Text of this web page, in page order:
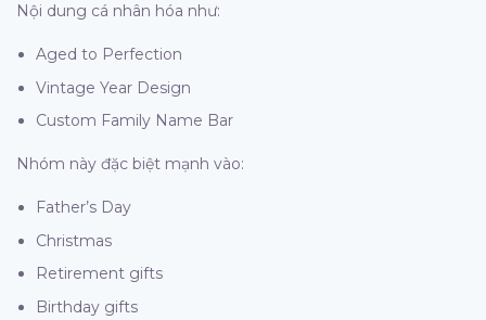
Nội dung cá nhân hóa như:
Aged to Perfection
Vintage Year Design
Custom Family Name Bar
Nhóm này đặc biệt mạnh vào:
Father’s Day
Christmas
Retirement gifts
Birthday gifts